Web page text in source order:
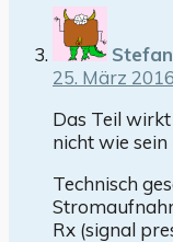
Stefan
25. März
Das Teil
nicht wie
Technisch
Rx (signal